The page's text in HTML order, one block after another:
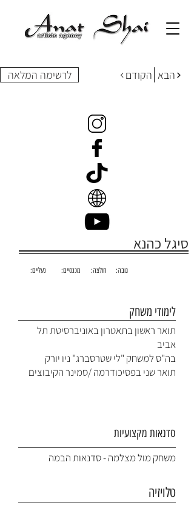
לרשימה המלאה הקודם הבא
סיגל כהנא
נעליים: מכנסיים: חולצה: גובה:
לימודי משחק
תואר ראשון בתאטרון באוניברסיטת תל
אביב
בה"ס למשחק "לי שטרסברג" ניו יורק
תואר שני בפסיכודרמה /סמינר הקיבוצים
סדנאות מקצועיות
משחק מול מצלמה - סדנאות הבמה
טלויזיה